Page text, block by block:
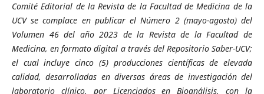
Comité Editorial de la Revista de la Facultad de Medicina de la
UCV se complace en publicarel Número 2 (mayo-agosto) del
Volumen 46 del año 2023 de la Revista de la Facultad de
Medicina, en formato digital a través del Repositorio Saber-UCV;
el cual incluye cinco (5) producciones científicas de elevada
calidad, desarrolladas en diversas áreas de investigación del
laboratorio clínico, por Licenciados en Bioanálisis, con la